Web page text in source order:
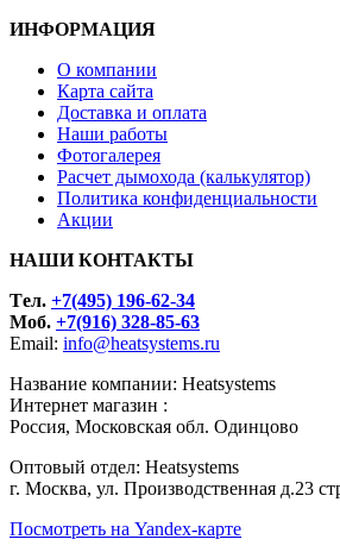
ИНФОРМАЦИЯ
О компании
Карта сайта
Доставка и оплата
Наши работы
Фотогалерея
Расчет дымохода (калькулятор)
Политика конфиденциальности
Акции
НАШИ КОНТАКТЫ
Tел. +7(495) 196-62-34
Моб. +7(916) 328-85-63
Email: info@heatsystems.ru
Название компании: Heatsystems
Интернет магазин :
Россия, Московская обл. Одинцово
Оптовый отдел: Heatsystems
г. Москва, ул. Производственная д.23
Посмотреть на Yandex-карте